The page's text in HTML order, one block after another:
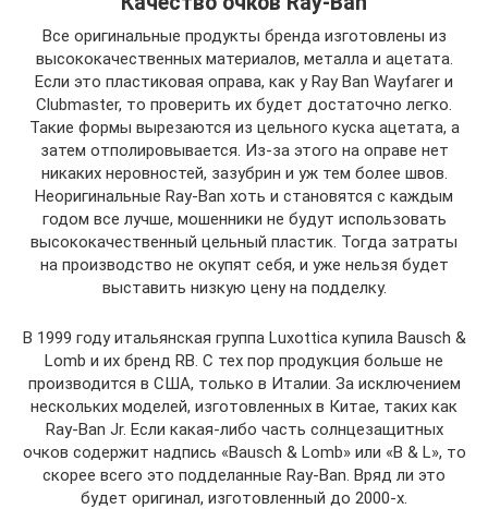
Все оригинальные продукты бренда изготовлены из
высококачественных материалов, металла и ацетата.
Если это пластиковая оправа, как у Ray Ban Wayfarer и
Clubmaster, то проверить их будет достаточно легко.
Такие формы вырезаются из цельного куска ацетата, а
затем отполировывается. Из-за этого на оправе нет
никаких неровностей, зазубрин и уж тем более швов.
Неоригинальные Ray-Ban хоть и становятся с каждым
годом все лучше, мошенники не будут использовать
высококачественный цельный пластик. Тогда затраты
на производство не окупят себя, и уже нельзя будет
выставить низкую цену на подделку.
В 1999 году итальянская группа Luxottica купила Bausch &
Lomb и их бренд RB. С тех пор продукция больше не
производится в США, только в Италии. За исключением
нескольких моделей, изготовленных в Китае, таких как
Ray-Ban Jr. Если какая-либо часть солнцезащитных
очков содержит надпись «Bausch & Lomb» или «B & L», то
скорее всего это подделанные Ray-Ban. Вряд ли это
будет оригинал, изготовленный до 2000-х.